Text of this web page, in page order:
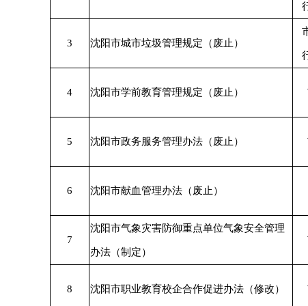
3 沈阳市城市垃圾管理规定（废止）
4 沈阳市学前教育管理规定（废止）
5 沈阳市政务服务管理办法（废止）
6 沈阳市献血管理办法（废止）
7
沈阳市气象灾害防御重点单位气象安全管理
办法（制定）
8 沈阳市职业教育校企合作促进办法（修改）